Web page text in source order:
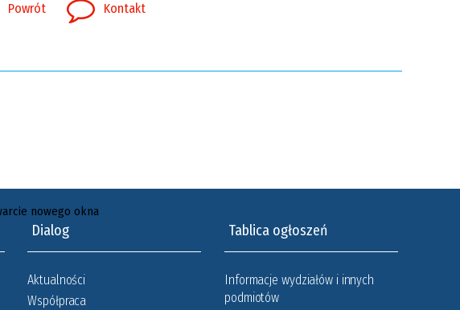
Powrót Kontakt
Dialog
Aktualności
Współpraca
Tablica ogłoszeń
Informacje wydziałów i innych
podmiotów